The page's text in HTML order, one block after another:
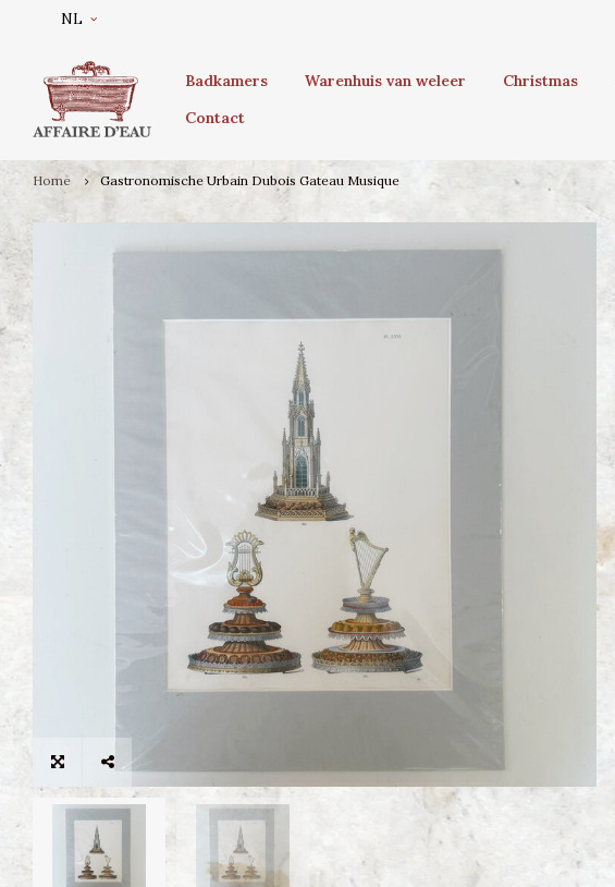
NL
Badkamers Warenhuis van weleer Christmas
Contact
Home Gastronomische Urbain Dubois Gateau Musique